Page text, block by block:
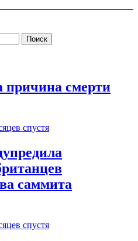
причина смерти
спустя
саммита
спустя